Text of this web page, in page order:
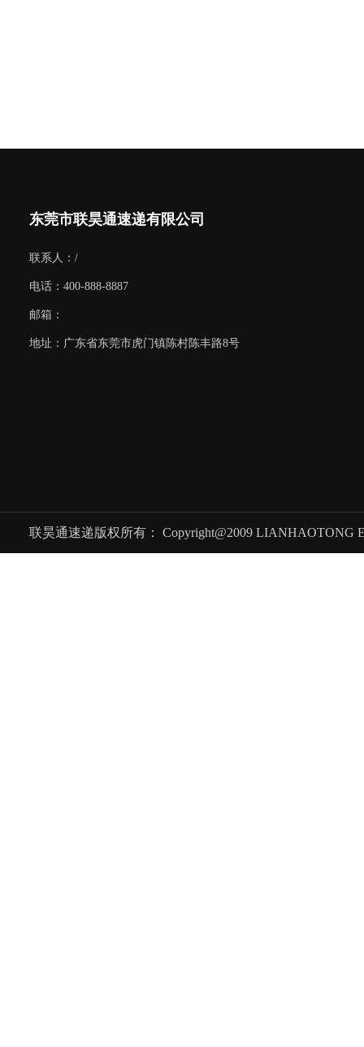
东莞市联昊通速递有限公司
联系人：/
电话：400-888-8887
邮箱：
地址：广东省东莞市虎门镇陈村陈丰路8号
联昊通速递版权所有： Copyright@2009 LIANHAOTONG